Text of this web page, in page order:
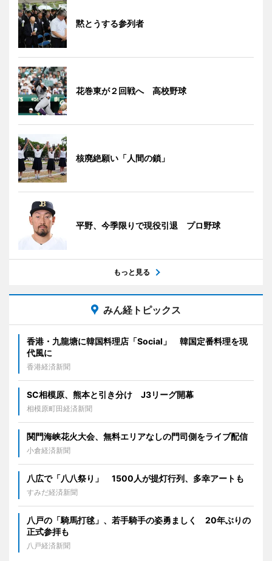
黙とうする参列者
花巻東が２回戦へ 高校野球
核廃絶願い「人間の鎖」
平野、今季限りで現役引退 プロ野球
もっと見る
みん経トピックス
香港・九龍塘に韓国料理店「Social」 韓国定番料理を現
代風に
香港経済新聞
SC相模原、熊本と引き分け J3リーグ開幕
相模原町田経済新聞
関門海峡花火大会、無料エリアなしの門司側をライブ配信
小倉経済新聞
八広で「八八祭り」 1500人が提灯行列、多幸アートも
すみだ経済新聞
八戸の「騎馬打毬」、若手騎手の姿勇ましく 20年ぶりの
正式参拝も
八戸経済新聞